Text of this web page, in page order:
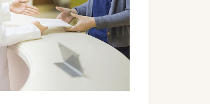
ともできます。
す。